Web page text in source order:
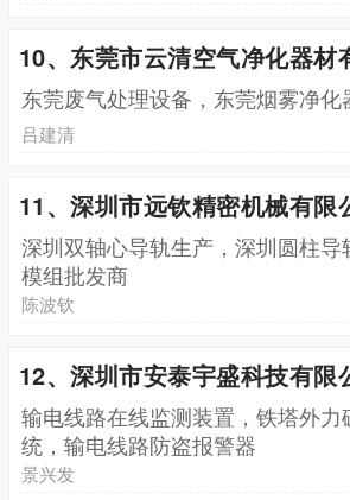
10、东莞市云清空气净化器材
东莞废气处理设备，东莞烟雾净
吕建清
11、深圳市远钦精密机械有限
深圳双轴心导轨生产，深圳圆柱
模组批发商
陈波钦
12、深圳市安泰宇盛科技有限
输电线路在线监测装置，铁塔外
统，输电线路防盗报警器
景兴发